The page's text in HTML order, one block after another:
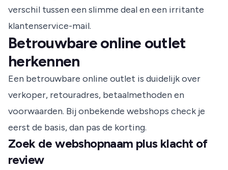
verschil tussen een slimme deal en een irritante
klantenservice-mail.
Betrouwbare online outlet
herkennen
Een betrouwbare online outlet is duidelijk over
verkoper, retouradres, betaalmethoden en
voorwaarden. Bij onbekende webshops check je
eerst de basis, dan pas de korting.
Zoek de webshopnaam plus klacht of
review